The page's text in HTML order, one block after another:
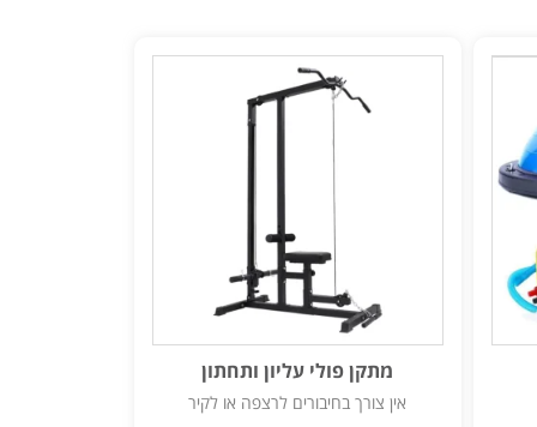
מתקן פולי עליון ותחתון
אין צורך בחיבורים לרצפה או לקיר